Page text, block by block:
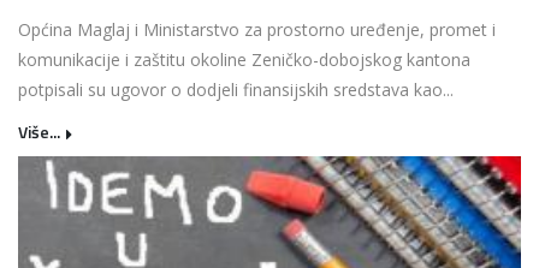
Općina Maglaj i Ministarstvo za prostorno uređenje, promet i
komunikacije i zaštitu okoline Zeničko-dobojskog kantona
potpisali su ugovor o dodjeli finansijskih sredstava kao...
Više...